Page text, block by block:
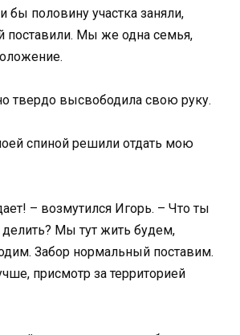
бы половину участка заняли,
поставили. Мы же одна семья,
твердо высвободила свою руку.
спиной решили отдать мою
– возмутился Игорь. – Что ты
делить? Мы тут жить будем,
Забор нормальный поставим.
присмотр за территорией